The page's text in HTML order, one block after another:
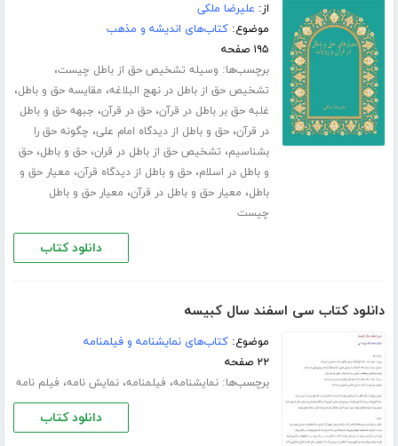
از: علیرضا ملکی
موضوع:کتاب‌های اندیشه و مذهب
۱۹۵ صفحه
برچسب‌ها: وسیله تشخیص حق از باطل چیست،
تشخیص حق از باطل در نهج البلاغه، مقایسه حق و باطل،
غلبه حق بر باطل در قرآن،حق در قرآن، جبهه حق و باطل
در قرآن،حق و باطل از دیدگاه امام علی، چگونه حق را
بشناسیم، تشخیص حق از باطل در قران،حق و باطل،حق
و باطل در اسلام،حق و باطل از دیدگاه قرآن، معیار حق و
باطل، معیار حق و باطل در قرآن، معیار حق و باطل
چیست
دانلود کتاب
دانلود کتاب سی اسفند سال کبیسه
موضوع:کتاب‌های نمایشنامه و فیلمنامه
۲۲ صفحه
برچسب‌ها:نمایشنامه، فیلمنامه،نمایش نامه، فیلم نامه
دانلود کتاب